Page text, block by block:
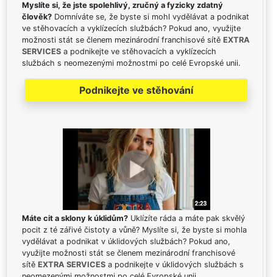
Myslíte si, že jste spolehlivý, zručný a fyzicky zdatný
člověk? Domníváte se, že byste si mohl vydělávat a podnikat
ve stěhovacích a vyklízecích službách? Pokud ano, využijte
možnosti stát se členem mezinárodní franchisové sítě EXTRA
SERVICES a podnikejte ve stěhovacích a vyklízecích
službách s neomezenými možnostmi po celé Evropské unii.
Podnikejte ve stěhování
Máte cit a sklony k úklidům? Uklízíte ráda a máte pak skvělý
pocit z té zářivé čistoty a vůně? Myslíte si, že byste si mohla
vydělávat a podnikat v úklidových službách? Pokud ano,
využijte možnosti stát se členem mezinárodní franchisové
sítě EXTRA SERVICES a podnikejte v úklidových službách s